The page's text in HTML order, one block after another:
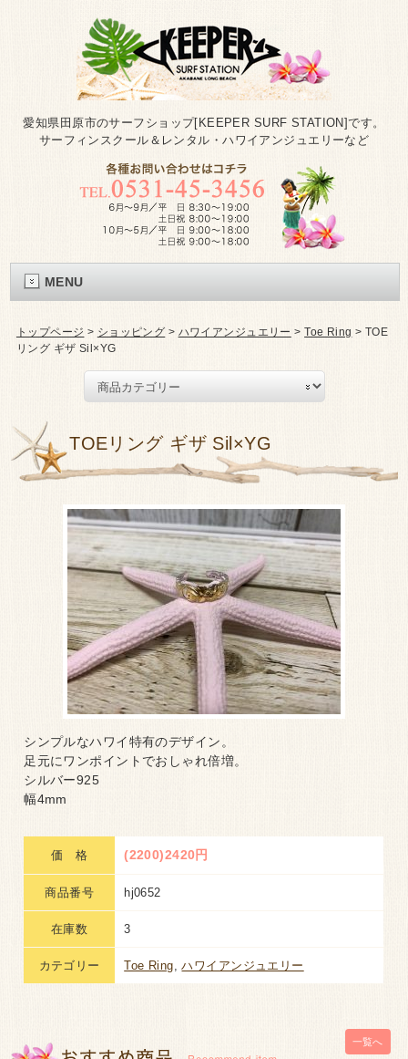
愛知県田原市のサーフショップ[KEEPER SURF STATION]です。
サーフィンスクール＆レンタル・ハワイアンジュエリーなど
MENU
トップページ > ショッピング > ハワイアンジュエリー >Toe Ring > TOE
リング ギザ Sil×YG
TOEリング ギザ Sil×YG
シンプルなハワイ特有のデザイン。
足元にワンポイントでおしゃれ倍増。
シルバー925
幅4mm
価 格 (2200)2420円
商品番号 hj0652
在庫数 3
カテゴリー Toe Ring,ハワイアンジュエリー
一覧へ